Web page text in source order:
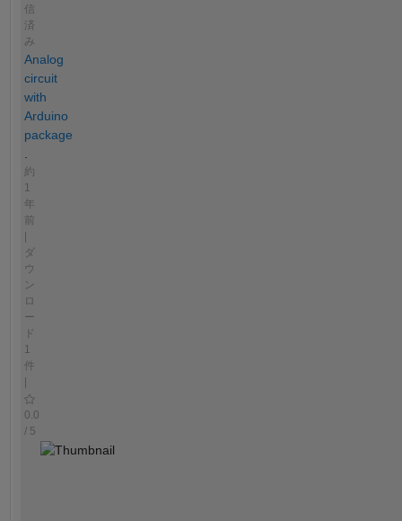
信
済
み
Analog
circuit
with
Arduino
package
約
1
年
前
|
ダ
ウ
ン
ロ
ー
ド
1
件
|
0.0
/ 5